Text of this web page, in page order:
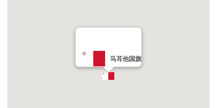
马耳他国旗